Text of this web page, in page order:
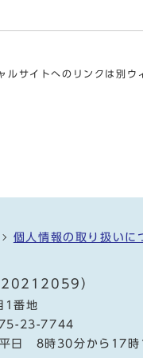
ルサイトへのリンクは別ウ
個人情報の取り扱いに
）
1番地
23-7744
日 8時30分から17時